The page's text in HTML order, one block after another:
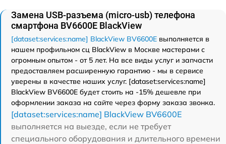
Замена USB-разъема (micro-usb) телефона
смартфона BV6600E BlackView
[dataset:services:name] BlackView BV6600E выполняется в
нашем профильном сц BlackView в Москве мастерами с
огромным опытом - от 5 лет. На все виды услуг и запчасти
предоставляем расширенную гарантию - мы в сервисе
уверены в качестве наших услуг. [dataset:services:name]
BlackView BV6600E будет стоить на -15% дешевле при
оформлении заказа на сайте через форму заказа звонка.
[dataset:services:name] BlackView BV6600E
выполняется на выезде, если не требует
специального оборудования и длительного времени